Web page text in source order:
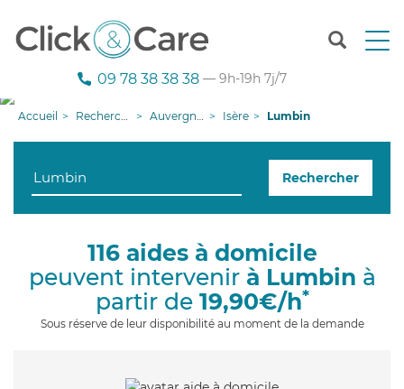
T
n
g
09 78 38 38 38 — 9h-19h 7j/7
Accueil Recherche aide à domicile Auvergne-Rhône-Alpes Isère Lumbin
Rechercher
116 aides à domicile
peuvent intervenir à Lumbin à
partir de 19,90€/h*
Sous réserve de leur disponibilité au moment de la demande